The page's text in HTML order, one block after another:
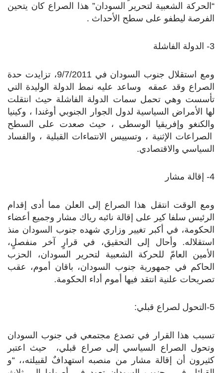
“الحركة الشعبية لتحرير السودان” هذا الصراع كان يتحين
الفرصة ليطفو على سطح الأحداث .
3- الدولة الفاشلة
ومع استقلال جنوب السودان في 9/7/2011، تزايدت حدة
الصراع وقد عمقه وساعد عليه نمط الدولة الوليدة التي
تأسست وهي تحمل سمات الدولة الفاشلة حيث انتقلت
لها الأمراض السياسية لدول الجوار الجنوبي أوغندا ، وكينيا
والكنغو وإفريقيا الوسطى ، حيث صعدت على السطح
الصراعات الإثنية ، وتسييس الانتماءات القبلية ، والفساد
السياسي والاقتصادي.
4- إقالة مشار
ومع الوقت انتقل هذا الصراع إلى العلن مما أدى إقدام
الرئيس سلفا كير على إقالة نائبه رياك مشار وجميع أعضاء
الحكومة، في أكبر تغيير وزاري شهده جنوب السودان منذ
استقلاله. وأحال إلى التحقيق، في قرارٍ آخر منفصلٍ،
الأمين العامّ للحركة الشعبية لتحرير السودان، الحزب
الحاكم في جمهورية جنوب السودان، باقان أموم، عقب
تصريحات علنية انتقد فيها أموم أداء الحكومة.
5-التحول لصراع قبلي:
تسبب هذا القرار في تصدع مجتمعي في جنوب السودان
وتحول الصراع السياسي إلى صراع قبلي، حيث اعتبر
كثيرون أن إقالة مشار من منصبه استهدافٌ لقبيلته،، “و